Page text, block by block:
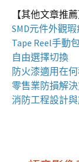
【其他文章推薦
SMD元件外觀
Tape Reel手動
自由選擇切換
防火漆適用在
零售業防損解
消防工程設計